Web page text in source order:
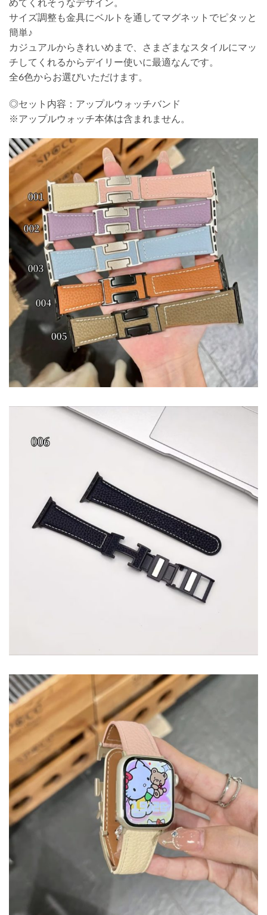
サイズ調整も金具にベルトを通してマグネットでピタッと
簡単♪
カジュアルからきれいめまで、さまざまなスタイルにマッ
チしてくれるからデイリー使いに最適なんです。
全6色からお選びいただけます。
◎セット内容：アップルウォッチバンド
※アップルウォッチ本体は含まれません。